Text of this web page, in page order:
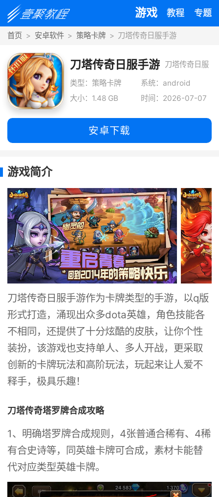
游戏 教程 专题
首页 安卓软件 策略卡牌 刀塔传奇日服手游
刀塔传奇日服手游 刀塔传奇日服
手游作为卡牌
类型的手游，
以q版形式打
类型：策略卡牌
系统：android
大小：1.48 GB
时间：2026-07-07
安卓下载
游戏简介
刀塔传奇日服手游作为卡牌类型的手游，以q版
形式打造，涌现出众多dota英雄，角色技能各
不相同，还提供了十分炫酷的皮肤，让你个性
装扮，该游戏也支持单人、多人开战，更采取
创新的卡牌玩法和高阶玩法，玩起来让人爱不
释手，极具乐趣！
刀塔传奇塔罗牌合成攻略
1、明确塔罗牌合成规则，4张普通合稀有、4稀
有合史诗等，同英雄卡牌可合成，素材卡能替
代对应类型英雄卡牌。